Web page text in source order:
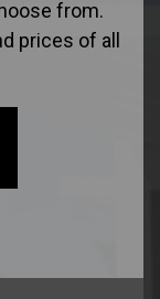
from.
prices of all